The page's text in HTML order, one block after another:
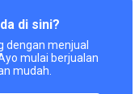
di sini?
dengan menjual
mulai berjualan
mudah.